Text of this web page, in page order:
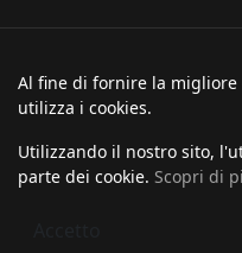
Al fine di fornire la
utilizza i cookies.
Utilizzando il nostro sito,
parte dei cookie. Scopri di